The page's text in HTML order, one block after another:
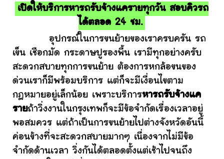
เปิดให้บริการหารถรับจ้างแครายทุกวัน สอบคิวรถ
ได้ตลอด 24 ชม.
อุปกรณ์ในการขนย้ายของเราครบครัน รถ
เข็น เชือกมัด กระดาษปูรองพื้น เรามีทุกอย่างครับ
สะดวกสบายทุกการขนย้าย ต้องการหกล้อขนของ
ด่วนเราก็มีพร้อมบริการ แต่ก็จะมีเงื่อนไขตาม
กฎหมายอยู่เล็กน้อย เพราะบริการหารถรับจ้างแค
รายถ้าวิ่งงานในกรุงเทพก็จะมีข้อจำกัดเรื่องเวลาอยู่
พอสมควร แต่ถ้าเป็นการขนย้ายไปต่างจังหวัดอันนี้
ค่อนข้างที่จะสะดวกสบายมากๆ เนื่องจากไม่มีข้อ
จำกัดด้านเวลา วิ่งกันได้ตลอดตั้งแต่เช้าไปจนถึง